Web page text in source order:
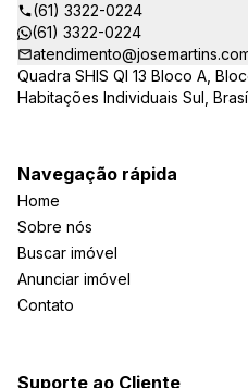
(61) 3322-0224
(61) 3322-0224
Quadra SHIS QI 13 Bloco A,
Habitações Individuais Sul,
Navegação rápida
Home
Sobre nós
Buscar imóvel
Anunciar imóvel
Contato
Suporte ao Cliente